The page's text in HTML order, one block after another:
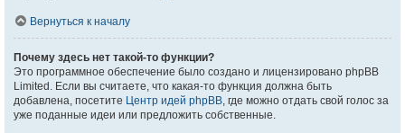
Вернуться к началу
Почему здесь нет такой-то функции?
Это программное обеспечение было создано и лицензировано phpBB
Limited. Если вы считаете, что какая-то функция должна быть
добавлена, посетите Центр идей phpBB, где можно отдать свой голос за
уже поданные идеи или предложить собственные.